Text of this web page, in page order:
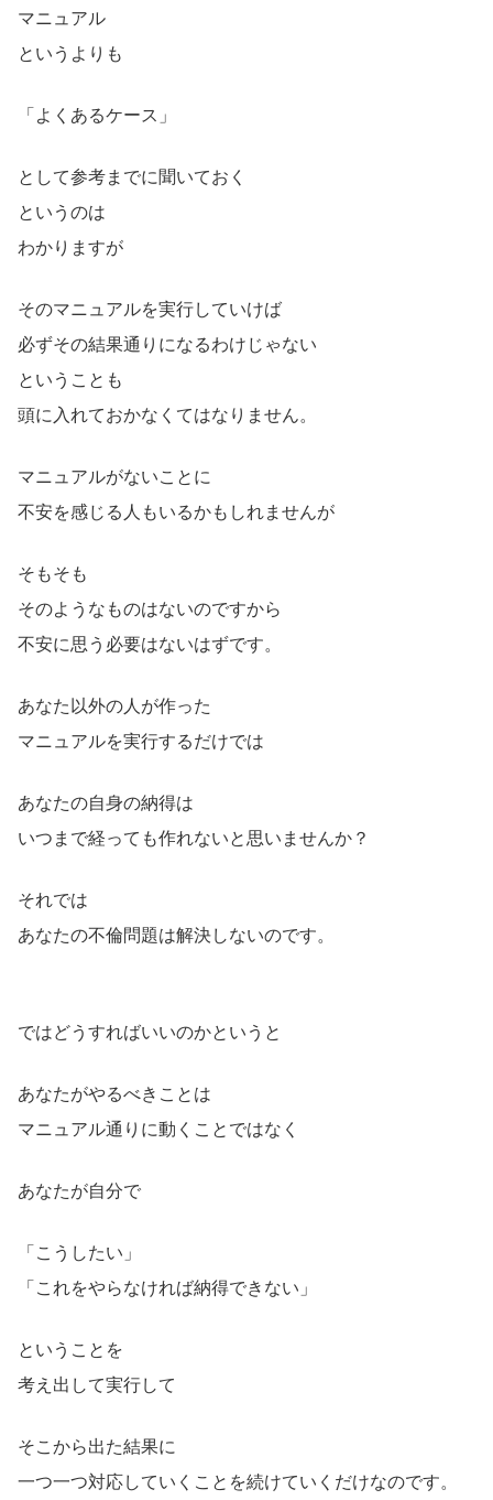
マニュアル
というよりも
「よくあるケース」
として参考までに聞いておく
というのは
わかりますが
そのマニュアルを実行していけば
必ずその結果通りになるわけじゃない
ということも
頭に入れておかなくてはなりません。
マニュアルがないことに
不安を感じる人もいるかもしれませんが
そもそも
そのようなものはないのですから
不安に思う必要はないはずです。
あなた以外の人が作った
マニュアルを実行するだけでは
あなたの自身の納得は
いつまで経っても作れないと思いませんか？
それでは
あなたの不倫問題は解決しないのです。
ではどうすればいいのかというと
あなたがやるべきことは
マニュアル通りに動くことではなく
あなたが自分で
「こうしたい」
「これをやらなければ納得できない」
ということを
考え出して実行して
そこから出た結果に
一つ一つ対応していくことを続けていくだけなのです。